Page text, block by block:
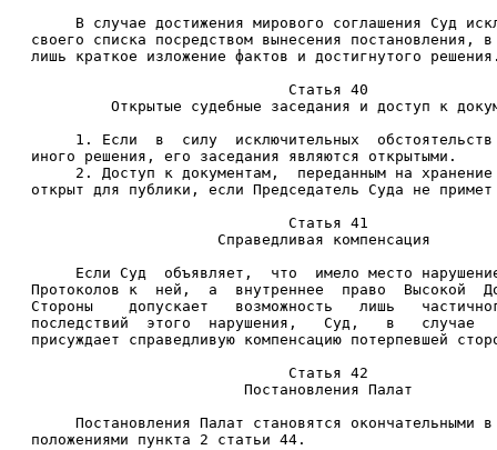
В случае достижения мирового соглашения Суд
своего списка посредством вынесения постановления,
лишь краткое изложение фактов и достигнутого
                             Статья 40
Открытые судебные заседания и доступ к
1. Если  в  силу  исключительных
иного решения, его заседания являются открытыми.
2. Доступ к документам,  переданным на
открыт для публики, если Председатель Суда не
                             Статья 41
                     Справедливая компенсация
Если Суд  объявляет,  что  имело место
Протоколов к  ней,  а  внутреннее  право  Высокой
Стороны    допускает   возможность   лишь
последствий  этого  нарушения,   Суд,   в   случае
присуждает справедливую компенсацию потерпевшей
                             Статья 42
                        Постановления Палат
Постановления Палат становятся окончательными
положениями пункта 2 статьи 44.